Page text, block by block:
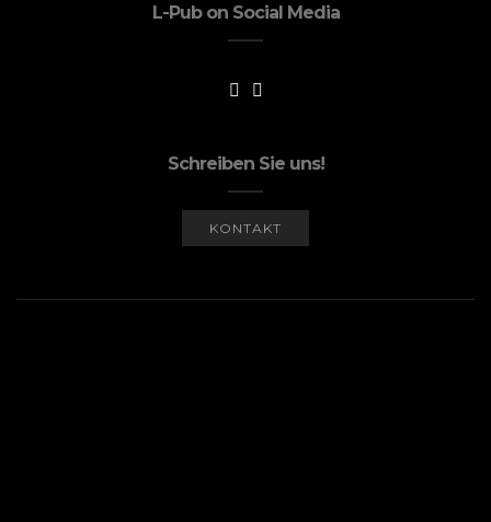
L-Pub on Social Media
Schreiben Sie uns!
KONTAKT